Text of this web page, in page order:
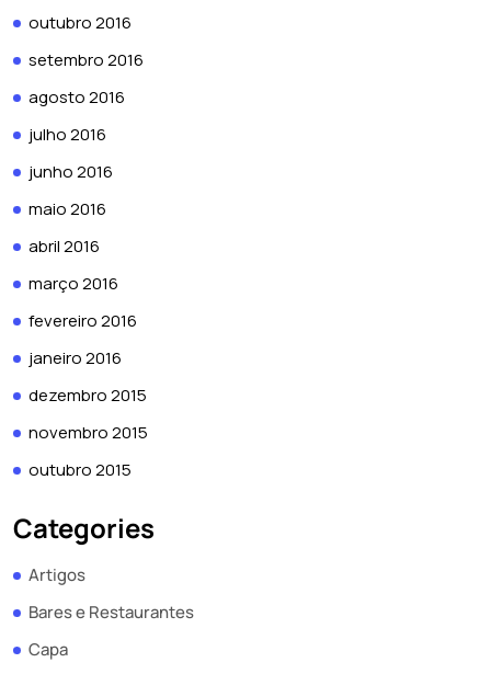
outubro 2016
setembro 2016
agosto 2016
julho 2016
junho 2016
maio 2016
abril 2016
março 2016
fevereiro 2016
janeiro 2016
dezembro 2015
novembro 2015
outubro 2015
Categories
Artigos
Bares e Restaurantes
Capa